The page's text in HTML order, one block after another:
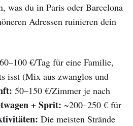
was du in Paris oder Barcelona
Adressen ruinieren dein
60–100 €/Tag für eine Familie,
isst (Mix aus zwanglos und
50–150 €/Zimmer je nach
+ Sprit: ~200–250 € für
Die meisten Strände